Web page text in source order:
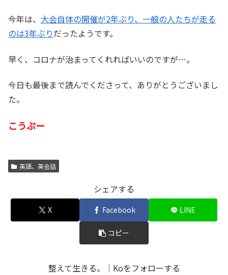
今年は、 大会自体の開催が2年ぶり、一般の人たちが走る
のは3年ぶりだったようです。
早く、コロナが治まってくれればいいのですが…。
今日も最後まで読んでくださって、ありがとうございまし
た。
こうぷー
英語、英会話
シェアする
X Facebook LINE
コピー
整えて生きる。｜Koをフォローする